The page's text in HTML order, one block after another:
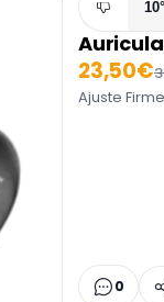
10°
23,50€
Ajuste
0